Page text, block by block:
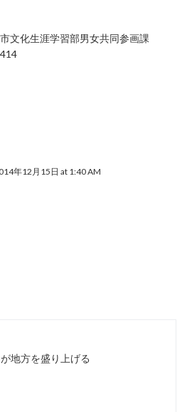
文化生涯学習部男女共同参画課
1414
年12月15日 at 1:40 AM
地方を盛り上げる